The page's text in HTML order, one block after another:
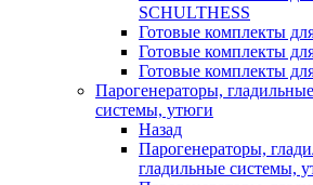
SCHULTHESS
Готовые комплекты
Готовые комплекты
Готовые комплекты
Парогенераторы,
системы, утюги
Назад
Парогенераторы,
гладильные системы,